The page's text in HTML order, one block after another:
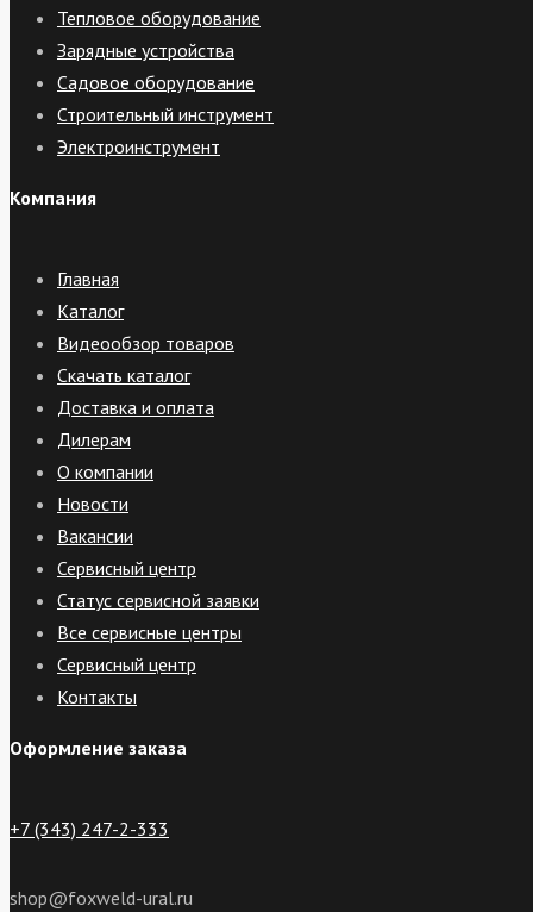
Тепловое оборудование
Зарядные устройства
Садовое оборудование
Строительный инструмент
Электроинструмент
Компания
Главная
Каталог
Видеообзор товаров
Скачать каталог
Доставка и оплата
Дилерам
О компании
Новости
Вакансии
Сервисный центр
Статус сервисной заявки
Все сервисные центры
Сервисный центр
Контакты
Оформление заказа
+7 (343) 247-2-333
shop@foxweld-ural.ru